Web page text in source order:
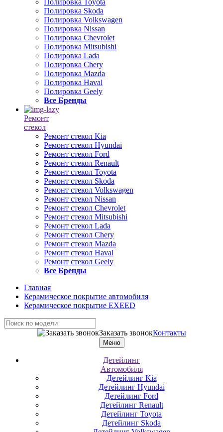
Полировка Toyota
Полировка Skoda
Полировка Volkswagen
Полировка Nissan
Полировка Chevrolet
Полировка Mitsubishi
Полировка Lada
Полировка Chery
Полировка Mazda
Полировка Haval
Полировка Geely
Все Бренды
Ремонт
стекол
Ремонт стекол Kia
Ремонт стекол Hyundai
Ремонт стекол Ford
Ремонт стекол Renault
Ремонт стекол Toyota
Ремонт стекол Skoda
Ремонт стекол Volkswagen
Ремонт стекол Nissan
Ремонт стекол Chevrolet
Ремонт стекол Mitsubishi
Ремонт стекол Lada
Ремонт стекол Chery
Ремонт стекол Mazda
Ремонт стекол Haval
Ремонт стекол Geely
Все Бренды
Главная
Керамическое покрытие автомобиля
Керамическое покрытие EXEED
Заказать звонокКонтакты
Меню
Детейлинг
Автомобиля
Детейлинг Kia
Детейлинг Hyundai
Детейлинг Ford
Детейлинг Renault
Детейлинг Toyota
Детейлинг Skoda